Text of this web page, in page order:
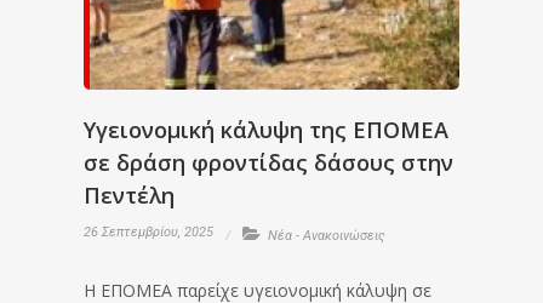
Υγειονομική κάλυψη της ΕΠΟΜΕΑ
σε δράση φροντίδας δάσους στην
Πεντέλη
26 Σεπτεμβρίου, 2025 Νέα - Ανακοινώσεις
Η ΕΠΟΜΕΑ παρείχε υγειονομική κάλυψη σε